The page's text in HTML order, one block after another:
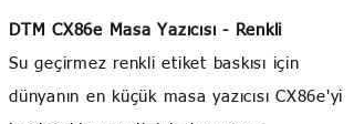
DTM CX86e Masa Yazıcısı - Renkli
Su geçirmez renkli etiket baskısı için
dünyanın en küçük masa yazıcısı CX86e'yi